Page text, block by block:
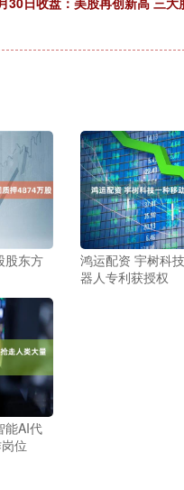
股东方
鸿运配资 宇树科
器人专利获授权
能AI代
位